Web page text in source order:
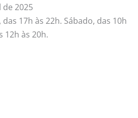
de 2025
17h às 22h. Sábado, das 10h
12h às 20h.